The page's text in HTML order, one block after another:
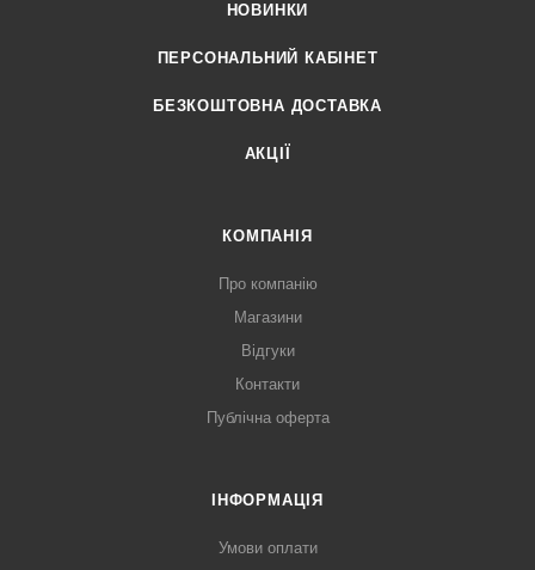
НОВИНКИ
ПЕРСОНАЛЬНИЙ КАБІНЕТ
БЕЗКОШТОВНА ДОСТАВКА
АКЦІЇ
КОМПАНІЯ
Про компанію
Магазини
Відгуки
Контакти
Публічна оферта
ІНФОРМАЦІЯ
Умови оплати